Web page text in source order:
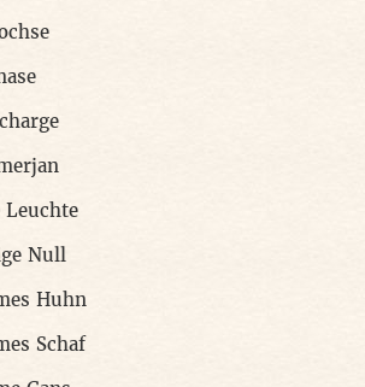
Leuchte
Null
Huhn
Schaf